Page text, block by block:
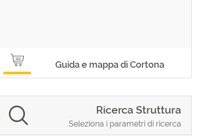
Guida e mappa di Cortona
Ricerca Struttura
Seleziona i parametri di ricerca